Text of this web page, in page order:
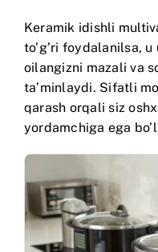
Keramik idishli
to’g’ri foydalanilsa,
oilangizni mazali va
ta’minlaydi. Sifatli
qarash orqali siz
yordamchiga ega